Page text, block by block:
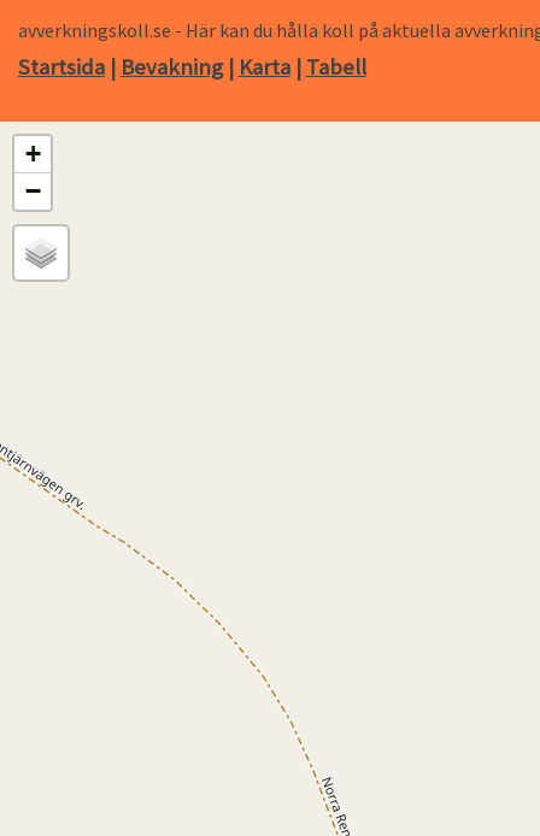
avverkningskoll.se - Här kan du hålla koll på aktuella
Startsida| Bevakning| Karta| Tabell
+
−